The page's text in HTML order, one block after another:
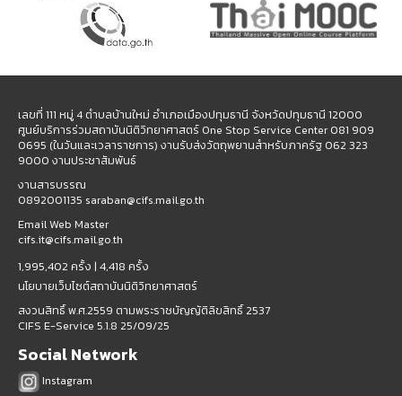
เลขที่ 111 หมู่ 4 ตำบลบ้านใหม่ อำเภอเมืองปทุมธานี จังหวัดปทุมธานี 12000
ศูนย์บริการร่วมสถาบันนิติวิทยาศาสตร์ One Stop Service Center 081 909
0695 (ในวันและเวลาราชการ) งานรับส่งวัตถุพยานสำหรับภาครัฐ 062 323
9000 งานประชาสัมพันธ์
งานสารบรรณ
0892001135 saraban@cifs.mail.go.th
Email Web Master
cifs.it@cifs.mail.go.th
1,995,402 ครั้ง | 4,418 ครั้ง
นโยบายเว็บไซต์สถาบันนิติวิทยาศาสตร์
สงวนสิทธิ์ พ.ศ.2559 ตามพระราชบัญญัติลิขสิทธิ์ 2537
CIFS E-Service 5.1.8 25/09/25
Social Network
Instagram